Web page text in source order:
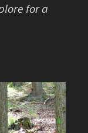
for a